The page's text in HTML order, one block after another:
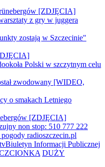
[ZDJĘCIA]
z gry w juggera
zostają w Szczecinie"
Polski w szczytnym celu
zwodowany [WIDEO,
o smakach Letniego
[ZDJĘCIA]
non stop: 510 777 222
pogody radioszczecin.pl
Biuletyn Informacji Publicznej
DUŻY